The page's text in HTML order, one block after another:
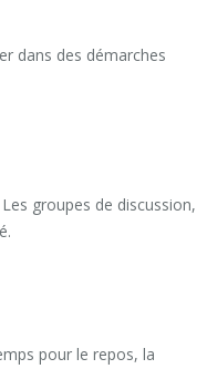
dans des démarches
groupes de discussion,
pour le repos, la